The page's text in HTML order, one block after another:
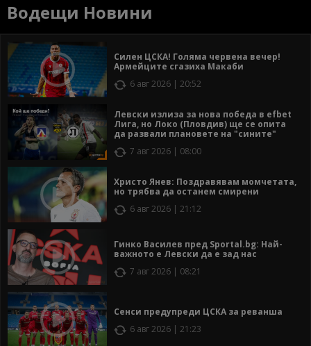
Водещи Новини
Силен ЦСКА! Голяма червена вечер!
Армейците сгазиха Макаби
6 авг 2026 | 20:52
Левски излиза за нова победа в efbet
Лига, но Локо (Пловдив) ще се опита
да развали плановете на "сините"
7 авг 2026 | 08:00
Христо Янев: Поздравявам момчетата,
но трябва да останем смирени
6 авг 2026 | 21:12
Гинко Василев пред Sportal.bg: Най-
важното е Левски да е зад нас
7 авг 2026 | 08:21
Сенси предупреди ЦСКА за реванша
6 авг 2026 | 21:23